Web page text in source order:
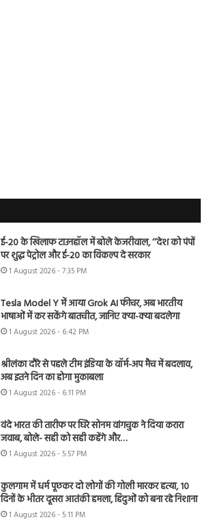
ई-20 के खिलाफ टाउनहॉल में बोले केजरीवाल, ‘‘देश को पंपों
पर शुद्ध पेट्रोल और ई-20 का विकल्प दे सरकार
1 August 2026 - 7:35 PM
Tesla Model Y में आया Grok AI फीचर, अब भारतीय
भाषाओं में कर सकेंगे बातचीत, जानिए क्या-क्या बदलेगा
1 August 2026 - 6:42 PM
श्रीलंका दौरे से पहले टीम इंडिया के वॉर्म-अप मैच में बदलाव,
अब इतने दिन का होगा मुकाबला
1 August 2026 - 6:11 PM
वंदे भारत की तारीफ पर घिरे सोनम वांगचुक ने दिया करारा
जवाब, बोले- सही को सही कहेंगे और…
1 August 2026 - 5:57 PM
कुलगाम में धर्म पूछकर दो लोगों की गोली मारकर हत्या, 10
दिनों के भीतर दूसरा आतंकी हमला, हिंदुओं को बना रहे निशाना
1 August 2026 - 5:11 PM